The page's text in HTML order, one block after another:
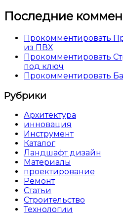
Последние
Прокомментировать
из ПВХ
Прокомментировать
под ключ
Прокомментировать
Рубрики
Архитектура
инновация
Инструмент
Каталог
Ландшафт дизайн
Материалы
проектирование
Ремонт
Статьи
Строительство
Технологии